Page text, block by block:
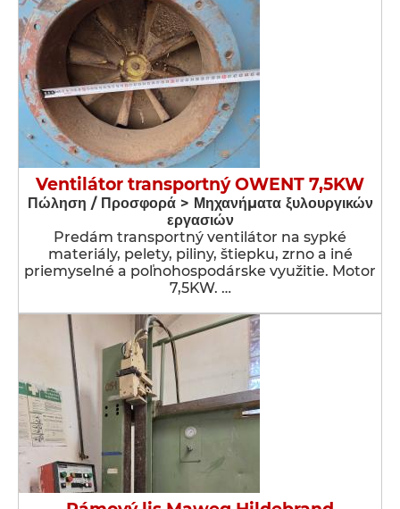
Ventilátor transportný OWENT 7,5KW
Πώληση / Προσφορά > Μηχανήματα ξυλουργικών
εργασιών
Predám transportný ventilátor na sypké
materiály, pelety, piliny, štiepku, zrno a iné
priemyselné a poľnohospodárske využitie. Motor
7,5KW. …